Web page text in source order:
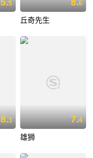
5.5 8.6
丘奇先生
8.3 7.4
雄狮